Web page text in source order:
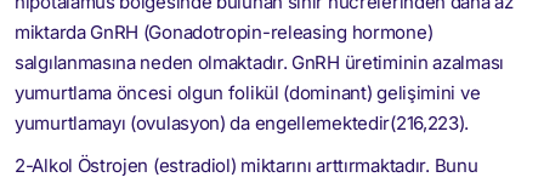
miktarda GnRH (Gonadotropin-releasing hormone)
salgılanmasına neden olmaktadır. GnRH üretiminin azalması
yumurtlama öncesi olgun folikül (dominant) gelişimini ve
yumurtlamayı (ovulasyon) da engellemektedir(216,223).
2-Alkol Östrojen (estradiol) miktarını arttırmaktadır. Bunu